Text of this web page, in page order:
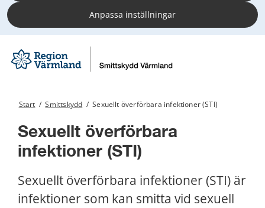
Anpassa inställningar
Start / Smittskydd / Sexuellt överförbara infektioner (STI)
Sexuellt överförbara
infektioner (STI)
Sexuellt överförbara infektioner (STI) är
infektioner som kan smitta vid sexuell